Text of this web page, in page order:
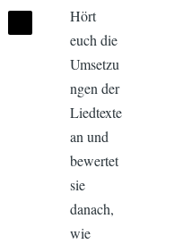
Hört
euch die
Umsetzu
ngen der
Liedtexte
an und
bewertet
sie
danach,
wie